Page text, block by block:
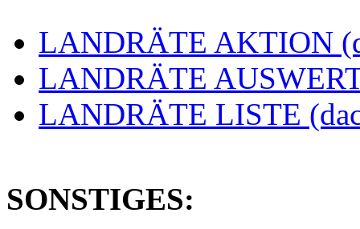
LANDRÄTE AKTION
LANDRÄTE
LANDRÄTE LISTE
SONSTIGES: